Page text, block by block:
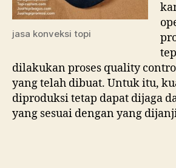
jasa konveksi topi
dilakukan proses quality
yang telah dibuat. Untuk itu,
diproduksi tetap dapat dijaga
yang sesuai dengan yang